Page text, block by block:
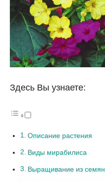
Здесь Вы узнаете:
Описание растения
Виды мирабилиса
Выращивание из семян